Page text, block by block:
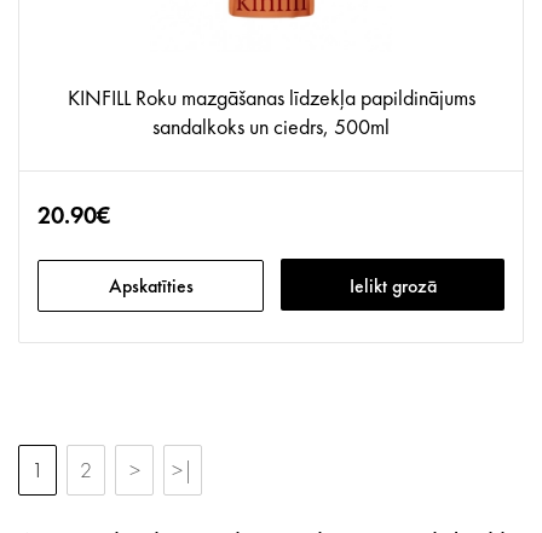
KINFILL Roku mazgāšanas līdzekļa papildinājums
sandalkoks un ciedrs, 500ml
20.90€
Apskatīties Ielikt grozā
1 2 > >|